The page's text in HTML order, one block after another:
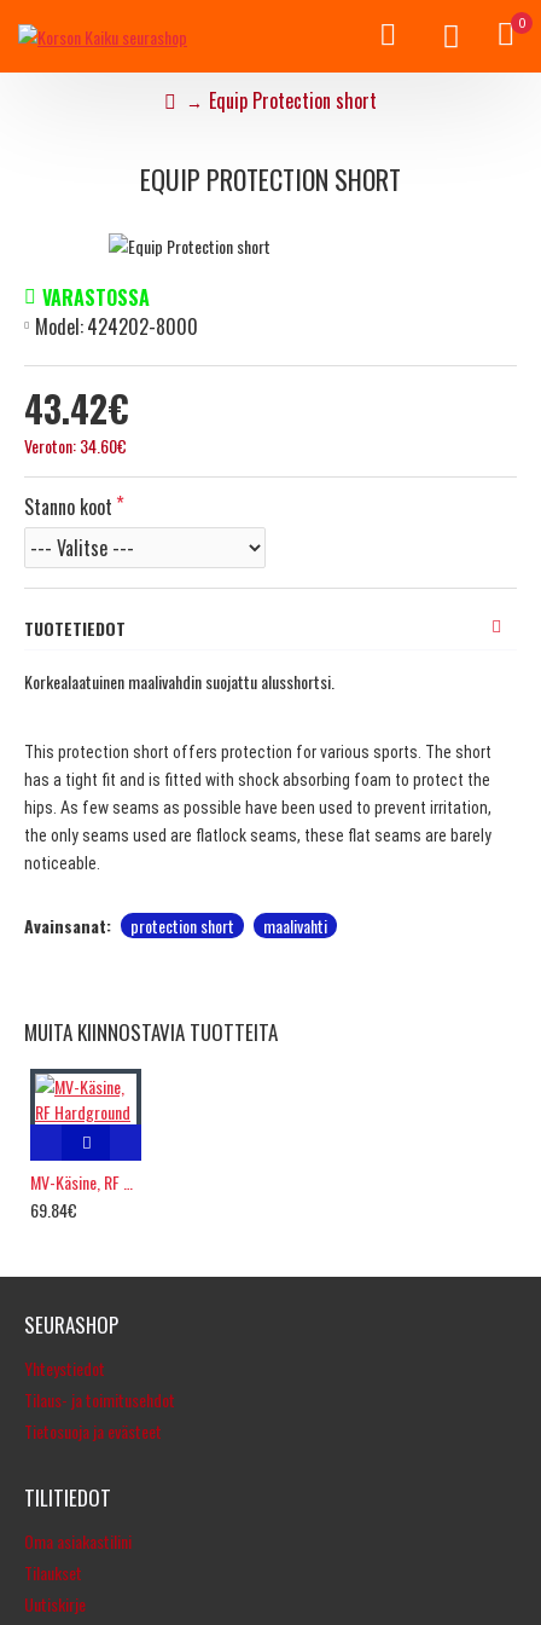
0
Equip Protection short
EQUIP PROTECTION SHORT
43.42€
Veroton: 34.60€
VARASTOSSA
Model:424202-8000
Stanno koot
TUOTETIEDOT
Korkealaatuinen maalivahdin suojattu alusshortsi.
This protection short offers protection for various sports. The short
has a tight fit and is fitted with shock absorbing foam to protect the
hips. As few seams as possible have been used to prevent irritation,
the only seams used are flatlock seams, these flat seams are barely
noticeable.
Avainsanat: protection short maalivahti
MUITA KIINNOSTAVIA TUOTTEITA
69.84€
SEURASHOP
Yhteystiedot
Tilaus- ja toimitusehdot
Tietosuoja ja evästeet
TILITIEDOT
Oma asiakastilini
Tilaukset
Uutiskirje